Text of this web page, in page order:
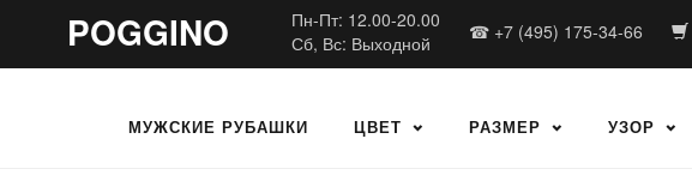
POGGINO
Пн-Пт: 12.00-20.00
Сб, Вс: Выходной
☎ +7 (495) 175-34-66
МУЖСКИЕ РУБАШКИ ЦВЕТ РАЗМЕР УЗОР